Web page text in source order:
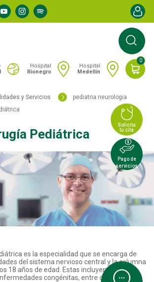
Pasar
al
Menú
- Menú hospitales
Hospital
Rionegro
Hospital
Medellín
0
y Servicios
pediatria neurologia
Pediátrica
es la especialidad que se encarga de
del sistema nervioso central y la columna
18 años de edad. Estas incluyen: tumores,
congénitas, entre otras.
Pago de
servicios
Solicita
tu cita